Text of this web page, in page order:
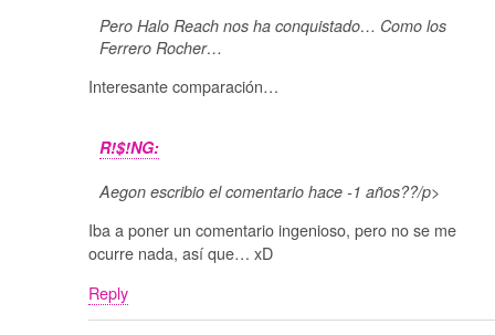
Pero Halo Reach nos ha conquistado… Como los
Ferrero Rocher…
Interesante comparación…
R!$!NG:
Aegon escribio el comentario hace -1 años??/p>
Iba a poner un comentario ingenioso, pero no se me
ocurre nada, así que… xD
Reply